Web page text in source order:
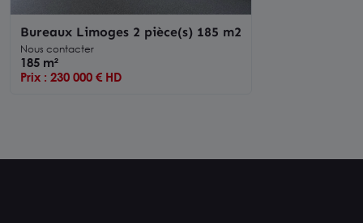
Bureaux Limoges 2 pièce(s) 185 m2
Nous contacter
185 m²
Prix : 230 000 € HD